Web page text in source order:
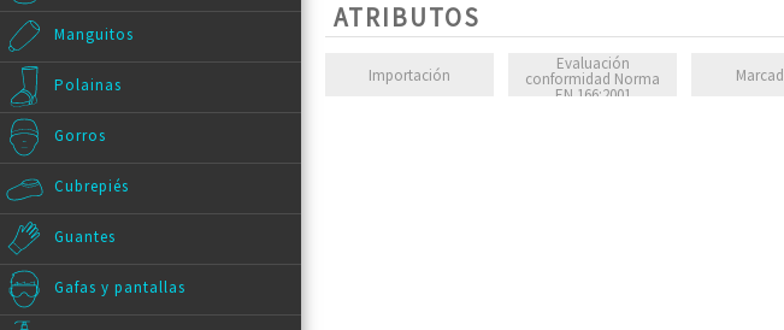
Manguitos
Polainas
Gorros
Cubrepiés
Guantes
Gafas y pantallas
ATRIBUTOS
Importación
Evaluación
conformidad Norma
EN 166:2001